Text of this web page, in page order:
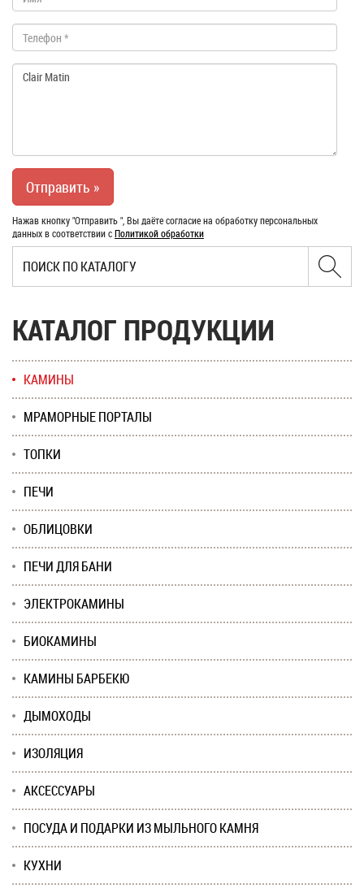
Нажав кнопку "Отправить ", Вы даёте согласие на обработку персональных
данных в соответствии сПолитикой обработки
КАТАЛОГ ПРОДУКЦИИ
КАМИНЫ
МРАМОРНЫЕ ПОРТАЛЫ
ТОПКИ
ПЕЧИ
ОБЛИЦОВКИ
ПЕЧИ ДЛЯ БАНИ
ЭЛЕКТРОКАМИНЫ
БИОКАМИНЫ
КАМИНЫ БАРБЕКЮ
ДЫМОХОДЫ
ИЗОЛЯЦИЯ
АКСЕССУАРЫ
ПОСУДА И ПОДАРКИ ИЗ МЫЛЬНОГО КАМНЯ
КУХНИ